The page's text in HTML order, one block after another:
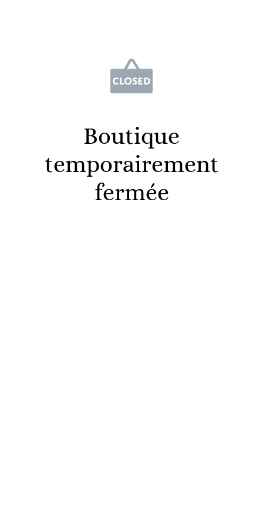
Boutique
temporairement
fermée